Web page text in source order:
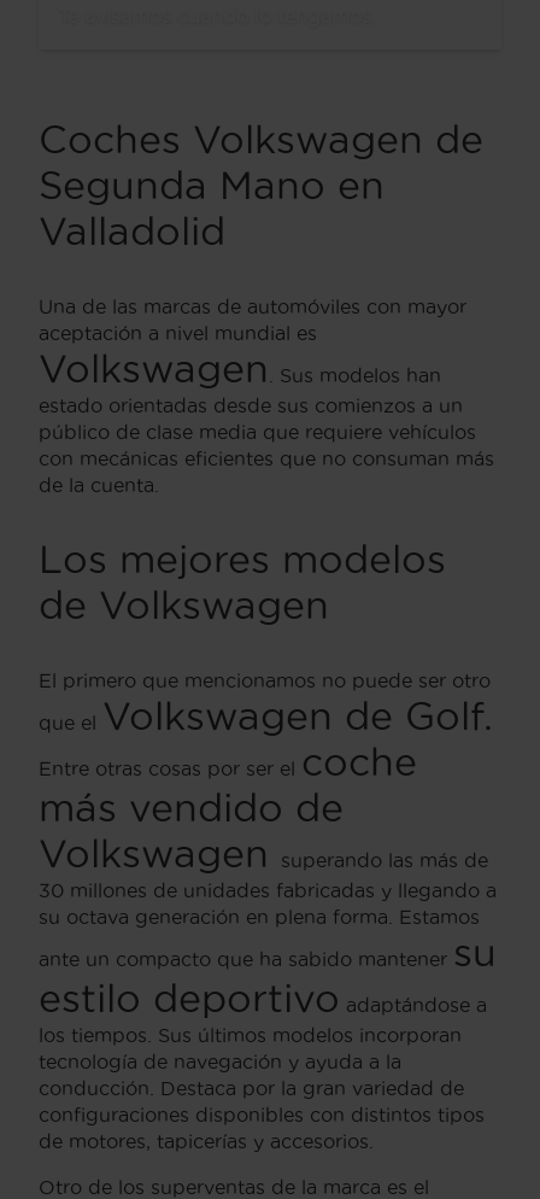
Coches Volkswagen de
Segunda Mano en
Valladolid
Una de las marcas de automóviles con mayor
aceptación a nivel mundial es
Volkswagen
. Sus modelos han
estado orientadas desde sus comienzos a un
público de clase media que requiere vehículos
con mecánicas eficientes que no consuman más
de la cuenta.
Los mejores modelos
de Volkswagen
El primero que mencionamos no puede ser otro
que el Volkswagen de Golf.
Entre otras cosas por ser el coche
más vendido de
Volkswagen
superando las más de
30 millones de unidades fabricadas y llegando a
su octava generación en plena forma. Estamos
ante un compacto que ha sabido mantener su
estilo deportivo adaptándose a
los tiempos. Sus últimos modelos incorporan
tecnología de navegación y ayuda a la
conducción. Destaca por la gran variedad de
configuraciones disponibles con distintos tipos
de motores, tapicerías y accesorios.
Otro de los superventas de la marca es el